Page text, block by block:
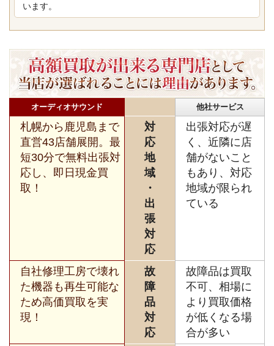
います。
オーディオサウンド 他社サービス
札幌から鹿児島まで
直営43店舗展開。最
短30分で無料出張対
応し、即日現金買
取！
対
応
地
域
・
出
張
対
応
出張対応が遅
く、近隣に店
舗がないこと
もあり、対応
地域が限られ
ている
自社修理工房で壊れ
た機器も再生可能な
ため高価買取を実
現！
故
障
品
対
応
故障品は買取
不可、相場に
より買取価格
が低くなる場
合が多い